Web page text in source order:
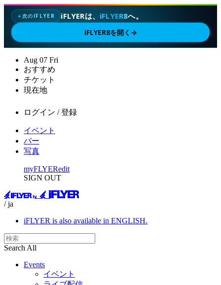
✦次のIFLYER iFLYERは、 iFLYER8へ。
iFLYER8を開く →
Aug 07 Fri
おすすめ
チケット
現在地
ログイン / 登録
イベント
バー
写真
myFLYERedit
SIGN OUT
/ ja
iFLYER is also available in ENGLISH.
Search All
Events
イベント